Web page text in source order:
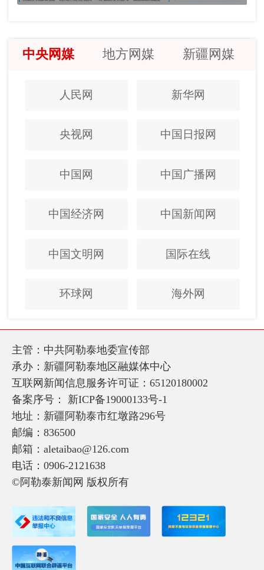
中央网媒 地方网媒 新疆网媒
人民网 新华网
央视网 中国日报网
中国网 中国广播网
中国经济网 中国新闻网
中国文明网 国际在线
环球网 海外网
主管：中共阿勒泰地委宣传部
承办：新疆阿勒泰地区融媒体中心
互联网新闻信息服务许可证：65120180002
备案序号： 新ICP备19000133号-1
地址：新疆阿勒泰市红墩路296号
邮编：836500
邮箱：aletaibao@126.com
电话：0906-2121638
©阿勒泰新闻网 版权所有